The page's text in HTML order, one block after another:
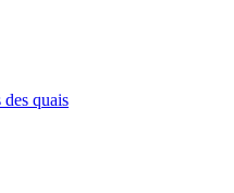
des quais